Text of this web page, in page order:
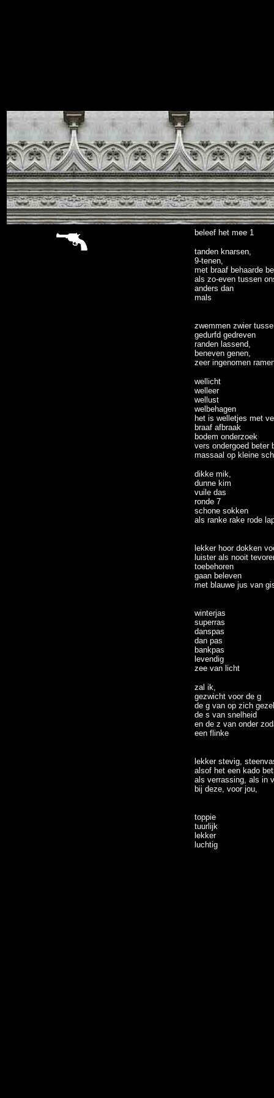
beleef het mee 1
tanden knarsen,
9-tenen,
met braaf behaarde
als zo-even tussen
anders dan
mals
zwemmen zwier
gedurfd gedreven
randen lassend,
beneven genen,
zeer ingenomen
wellicht
welleer
wellust
welbehagen
het is welletjes met
braaf afbraak
bodem onderzoek
vers ondergoed beter
massaal op kleine
dikke mik,
dunne kim
vuile das
ronde 7
schone sokken
als ranke rake rode
lekker hoor dokken
luister als nooit
toebehoren
gaan beleven
met blauwe jus van
winterjas
superras
danspas
dan pas
bankpas
levendig
zee van licht
zal ik,
gezwicht voor de g
de g van op zich
de s van snelheid
en de z van onder
een flinke
lekker stevig,
alsof het een kado
als verrassing, als in
bij deze, voor jou,
toppie
tuurlijk
lekker
luchtig